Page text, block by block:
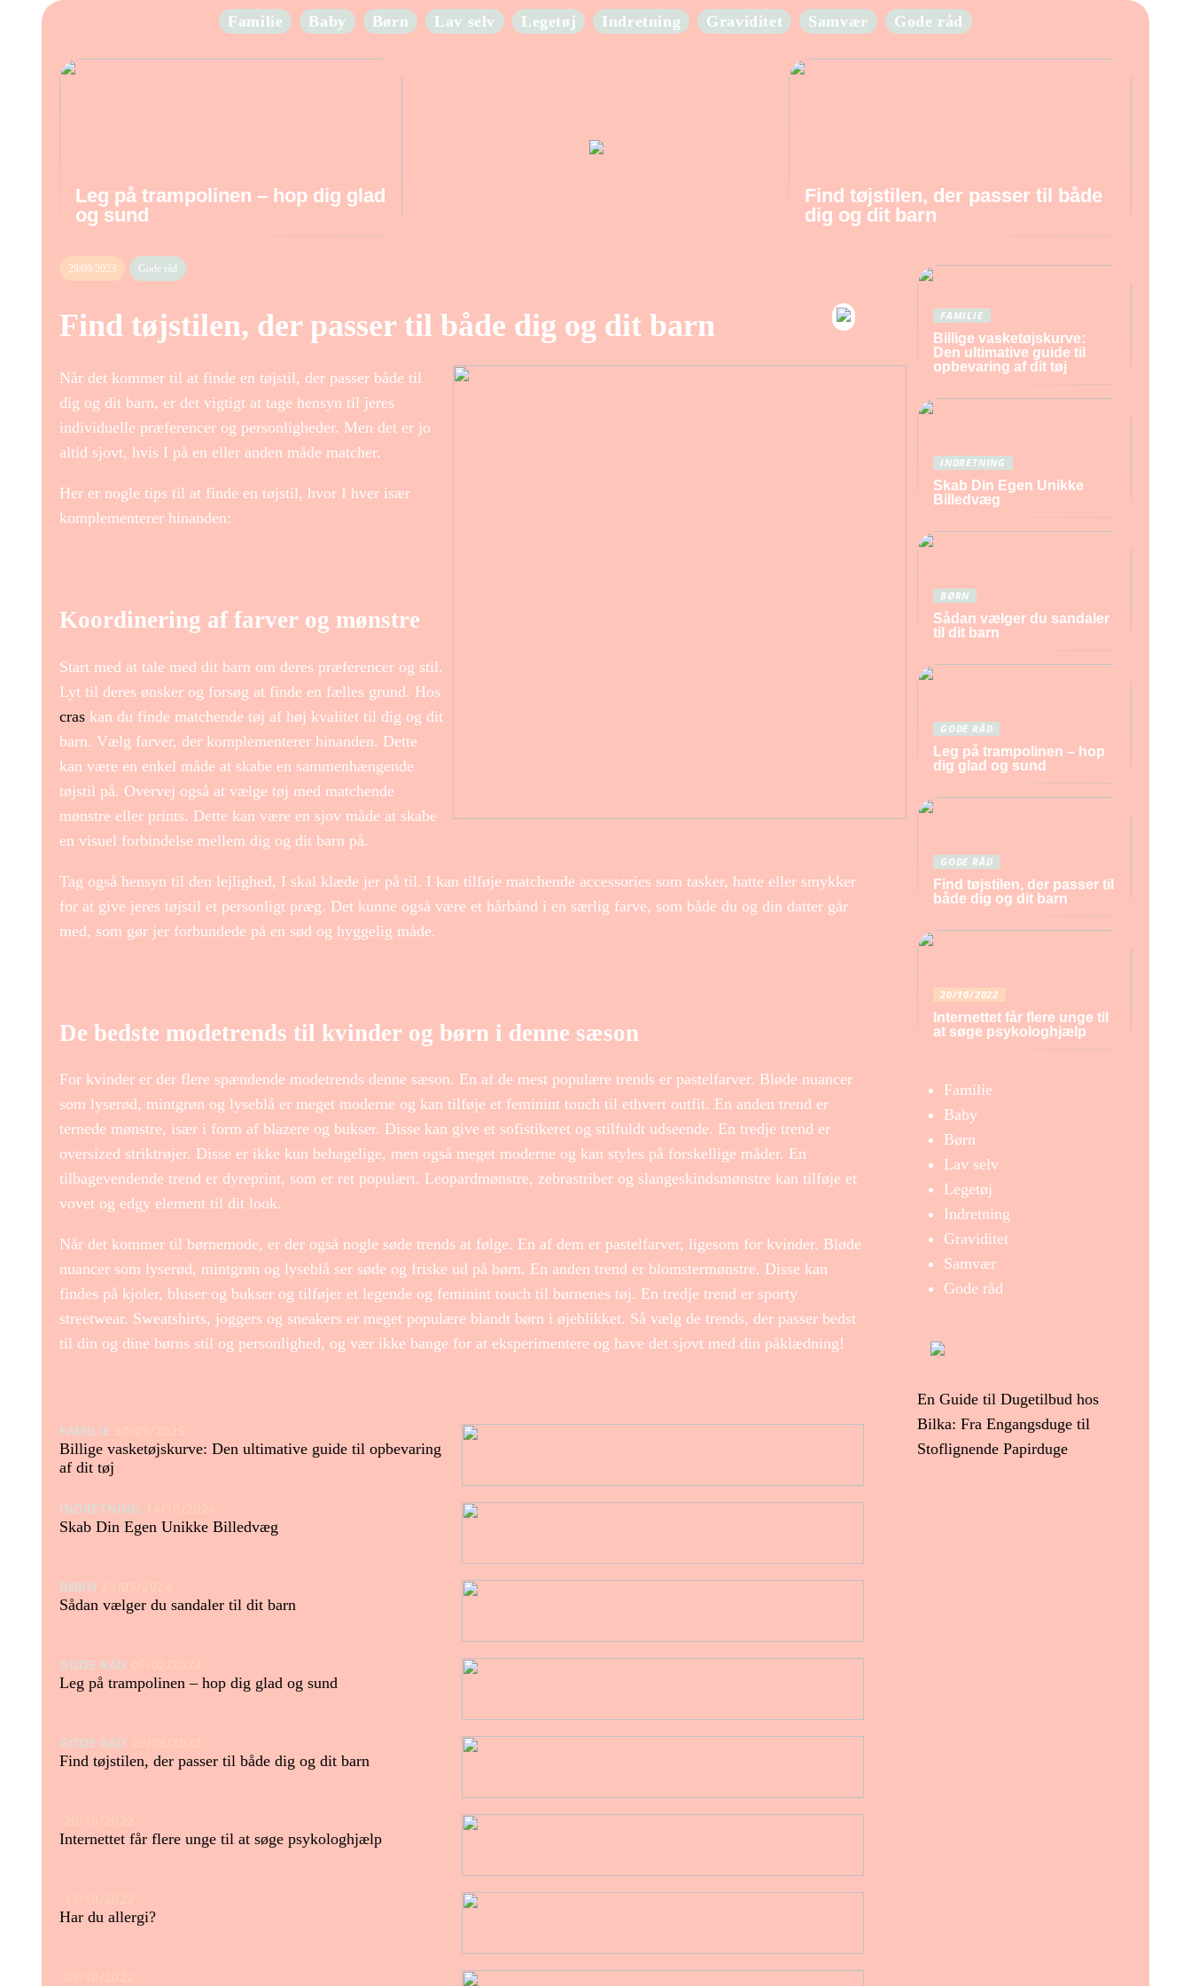
Familie Baby Børn Lav selv Legetøj Indretning Graviditet Samvær Gode råd
Leg på trampolinen – hop dig glad
og sund
Find tøjstilen, der passer til både
dig og dit barn
29/09/2023 Gode råd
Find tøjstilen, der passer til både dig og dit barn
Når det kommer til at finde en tøjstil, der passer både til
dig og dit barn, er det vigtigt at tage hensyn til jeres
individuelle præferencer og personligheder. Men det er jo
altid sjovt, hvis I på en eller anden måde matcher.
Her er nogle tips til at finde en tøjstil, hvor I hver især
komplementerer hinanden:
Koordinering af farver og mønstre
Start med at tale med dit barn om deres præferencer og stil.
Lyt til deres ønsker og forsøg at finde en fælles grund. Hos
cras kan du finde matchende tøj af høj kvalitet til dig og dit
barn. Vælg farver, der komplementerer hinanden. Dette
kan være en enkel måde at skabe en sammenhængende
tøjstil på. Overvej også at vælge tøj med matchende
mønstre eller prints. Dette kan være en sjov måde at skabe
en visuel forbindelse mellem dig og dit barn på.
Tag også hensyn til den lejlighed, I skal klæde jer på til. I kan tilføje matchende accessories som tasker, hatte eller smykker
for at give jeres tøjstil et personligt præg. Det kunne også være et hårbånd i en særlig farve, som både du og din datter går
med, som gør jer forbundede på en sød og hyggelig måde.
De bedste modetrends til kvinder og børn i denne sæson
For kvinder er der flere spændende modetrends denne sæson. En af de mest populære trends er pastelfarver. Bløde nuancer
som lyserød, mintgrøn og lyseblå er meget moderne og kan tilføje et feminint touch til ethvert outfit. En anden trend er
ternede mønstre, især i form af blazere og bukser. Disse kan give et sofistikeret og stilfuldt udseende. En tredje trend er
oversized striktrøjer. Disse er ikke kun behagelige, men også meget moderne og kan styles på forskellige måder. En
tilbagevendende trend er dyreprint, som er ret populært. Leopardmønstre, zebrastriber og slangeskindsmønstre kan tilføje et
vovet og edgy element til dit look.
Når det kommer til børnemode, er der også nogle søde trends at følge. En af dem er pastelfarver, ligesom for kvinder. Bløde
nuancer som lyserød, mintgrøn og lyseblå ser søde og friske ud på børn. En anden trend er blomstermønstre. Disse kan
findes på kjoler, bluser og bukser og tilføjer et legende og feminint touch til børnenes tøj. En tredje trend er sporty
streetwear. Sweatshirts, joggers og sneakers er meget populære blandt børn i øjeblikket. Så vælg de trends, der passer bedst
til din og dine børns stil og personlighed, og vær ikke bange for at eksperimentere og have det sjovt med din påklædning!
FAMILIE
Billige vasketøjskurve: Den ultimative guide til opbevaring
af dit tøj
INDRETNING
Skab Din Egen Unikke Billedvæg
BØRN
Sådan vælger du sandaler til dit barn
GODE RÅD
Leg på trampolinen – hop dig glad og sund
GODE RÅD
Find tøjstilen, der passer til både dig og dit barn
Internettet får flere unge til at søge psykologhjælp
Har du allergi?
FAMILIE
Billige vasketøjskurve:
Den ultimative guide til
opbevaring af dit tøj
INDRETNING
Skab Din Egen Unikke
Billedvæg
BØRN
Sådan vælger du sandaler
til dit barn
GODE RÅD
Leg på trampolinen – hop
dig glad og sund
GODE RÅD
Find tøjstilen, der passer til
både dig og dit barn
20/10/2022
Internettet får flere unge til
at søge psykologhjælp
Familie
Baby
Børn
Lav selv
Legetøj
Indretning
Graviditet
Samvær
Gode råd
En Guide til Dugetilbud hos
Bilka: Fra Engangsduge til
Stoflignende Papirduge